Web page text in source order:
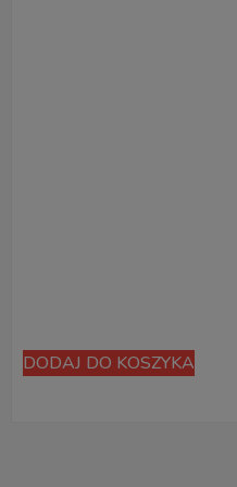
DODAJ DO KOSZYKA